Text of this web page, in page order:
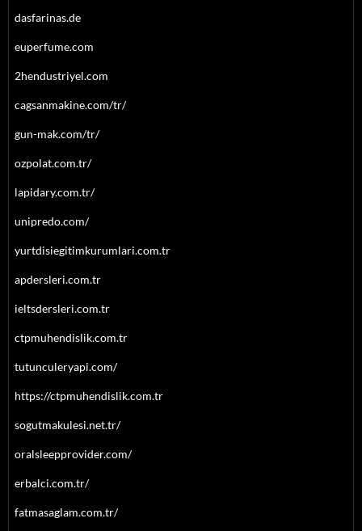
dasfarinas.de
euperfume.com
2hendustriyel.com
cagsanmakine.com/tr/
gun-mak.com/tr/
ozpolat.com.tr/
lapidary.com.tr/
unipredo.com/
yurtdisiegitimkurumlari.com.tr
apdersleri.com.tr
ieltsdersleri.com.tr
ctpmuhendislik.com.tr
tutunculeryapi.com/
https://ctpmuhendislik.com.tr
sogutmakulesi.net.tr/
oralsleepprovider.com/
erbalci.com.tr/
fatmasaglam.com.tr/